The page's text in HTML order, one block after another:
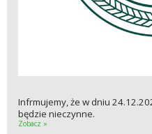
Infrmujemy, że w dniu
będzie nieczynne.
Zobacz »